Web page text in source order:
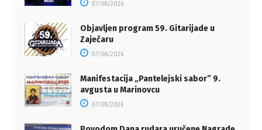
07/08/2026
Objavljen program 59. Gitarijade u
Zaječaru
07/08/2026
Manifestacija „Pantelejski sabor” 9.
avgusta u Marinovcu
07/08/2026